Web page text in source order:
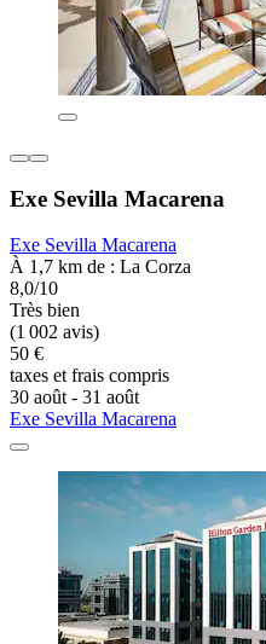
Exe Sevilla Macarena
Exe Sevilla Macarena
À 1,7 km de : La Corza
8,0/10
Très bien
(1 002 avis)
50 €
taxes et frais compris
30 août - 31 août
Exe Sevilla Macarena